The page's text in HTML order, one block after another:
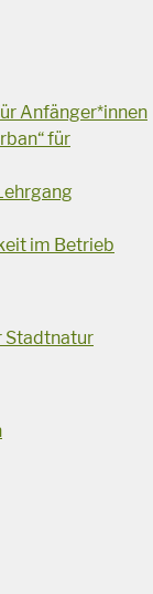
Anfänger*innen
für
im Betrieb
Stadtnatur